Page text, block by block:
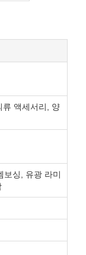
류 액세서리, 양
보싱, 유광 라미